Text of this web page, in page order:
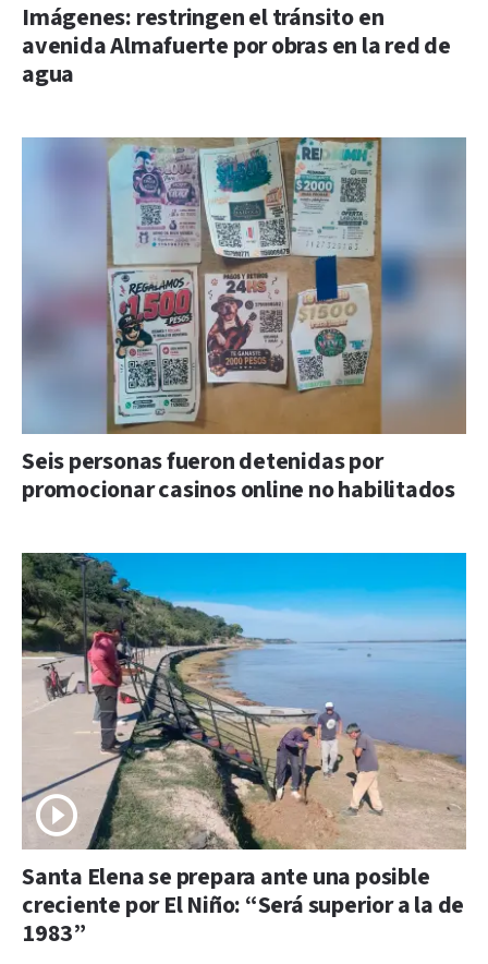
Imágenes: restringen el tránsito en
avenida Almafuerte por obras en la red de
agua
Seis personas fueron detenidas por
promocionar casinos online no habilitados
Santa Elena se prepara ante una posible
creciente por El Niño: “Será superior a la de
1983”